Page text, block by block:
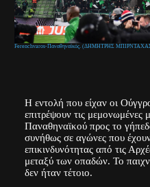
Ferenchvaros-Παναθηναϊκός. (ΔΗΜΗΤΡΗΣ
Η εντολή που είχαν οι
επιτρέψουν τις μεμονωμένες
Παναθηναϊκού προς το
συνήθως σε αγώνες που
επικινδυνότητας από τις
μεταξύ των οπαδών. Το
δεν ήταν τέτοιο.